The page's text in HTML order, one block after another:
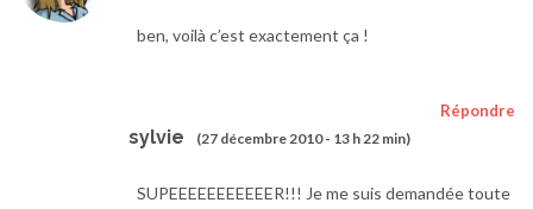
ben, voilà c’est exactement ça !
sylvie (27 décembre 2010 - 13 h 22 min)
Répondre
SUPEEEEEEEEEEER!!! Je me suis demandée toute